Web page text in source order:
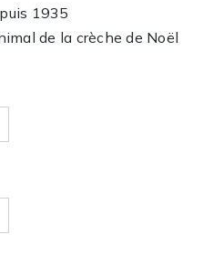
1935
de la crèche de Noël